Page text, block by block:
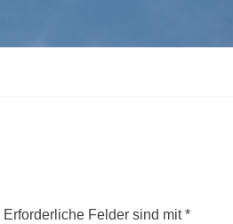
Erforderliche Felder sind mit*